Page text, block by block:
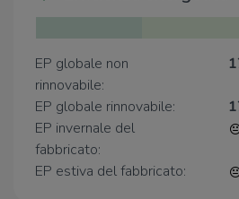
EP globale non
rinnovabile:
EP globale rinnovabile:
EP invernale del
fabbricato:
EP estiva del fabbricato: